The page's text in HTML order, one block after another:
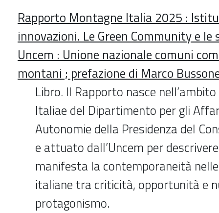
Rapporto Montagne Italia 2025 :
innovazioni. Le Green Community e
Uncem : Unione nazionale comuni
montani ; prefazione di Marco
Libro. Il Rapporto nasce
Italiae del Dipartimento per gli
Autonomie della Presidenza del
e attuato dall’Uncem per
manifesta la contemporaneità
italiane tra criticità, opportunità e
protagonismo.